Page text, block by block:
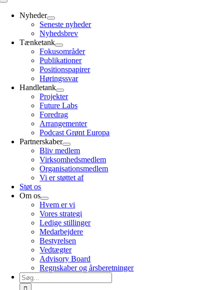
Toggle
NavigationNyheder
Seneste nyheder
Nyhedsbrev
Tænketank
Fokusområder
Publikationer
Positionspapirer
Høringssvar
Handletank
Projekter
Future Labs
Foredrag
Arrangementer
Podcast Grønt Europa
Partnerskaber
Bliv medlem
Virksomhedsmedlem
Organisationsmedlem
Vi er støttet af
Støt os
Om os
Hvem er vi
Vores strategi
Ledige stillinger
Medarbejdere
Bestyrelsen
Vedtægter
Advisory Board
Regnskaber og årsberetninger
Søg
efter: